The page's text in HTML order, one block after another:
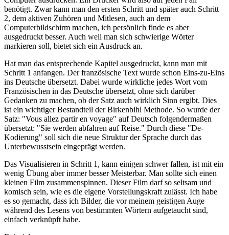
benötigt. Zwar kann man den ersten Schritt und später auch Schritt
2, dem aktiven Zuhören und Mitlesen, auch an dem
Computerbildschirm machen, ich persönlich finde es aber
ausgedruckt besser. Auch weil man sich schwierige Wörter
markieren soll, bietet sich ein Ausdruck an.
Hat man das entsprechende Kapitel ausgedruckt, kann man mit
Schritt 1 anfangen. Der französische Text wurde schon Eins-zu-Eins
ins Deutsche übersetzt. Dabei wurde wirkliche jedes Wort vom
Französischen in das Deutsche übersetzt, ohne sich darüber
Gedanken zu machen, ob der Satz auch wirklich Sinn ergibt. Dies
ist ein wichtiger Bestandteil der Birkenbihl Methode. So wurde der
Satz: "Vous allez partir en voyage" auf Deutsch folgendermaßen
übersetzt: "Sie werden abfahren auf Reise." Durch diese "De-
Kodierung" soll sich die neue Struktur der Sprache durch das
Unterbewusstsein eingeprägt werden.
Das Visualisieren in Schritt 1, kann einigen schwer fallen, ist mit ein
wenig Übung aber immer besser Meisterbar. Man sollte sich einen
kleinen Film zusammenspinnen. Dieser Film darf so seltsam und
komisch sein, wie es die eigene Vorstellungskraft zulässt. Ich habe
es so gemacht, dass ich Bilder, die vor meinem geistigen Auge
während des Lesens von bestimmten Wörtern aufgetaucht sind,
einfach verknüpft habe.